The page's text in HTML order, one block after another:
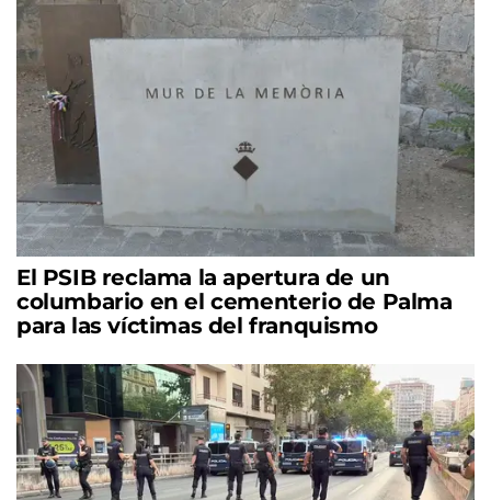
El PSIB reclama la apertura de un
columbario en el cementerio de Palma
para las víctimas del franquismo